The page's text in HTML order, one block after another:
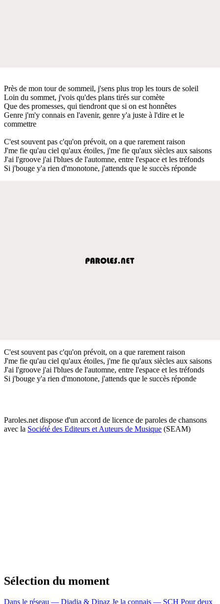
Près de mon tour de sommeil, j'sens plus trop les tours de soleil
Loin du sommet, j'vois qu'des plans tirés sur comète
Que des promesses, qui tiendront que si on est honnêtes
Genre j'm'y connais en l'avenir, genre y'a juste à l'dire et le
commettre
C'est souvent pas c'qu'on prévoit, on a que rarement raison
J'me fie qu'au ciel qu'aux étoiles, j'me fie qu'aux siècles aux saisons
J'ai l'groove j'ai l'blues de l'automne, entre l'espace et les tréfonds
Si j'bouge y'a rien d'monotone, j'attends que le succès réponde
C'est souvent pas c'qu'on prévoit, on a que rarement raison
J'me fie qu'au ciel qu'aux étoiles, j'me fie qu'aux siècles aux saisons
J'ai l'groove j'ai l'blues de l'automne, entre l'espace et les tréfonds
Si j'bouge y'a rien d'monotone, j'attends que le succès réponde
Paroles.net dispose d'un accord de licence de paroles de chansons
avec la Société des Editeurs et Auteurs de Musique (SEAM)
Sélection du moment
Dans le réseau — Djadja & Dinaz Je la connais — SCH Pour deux